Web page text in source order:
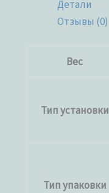
Детали
Отзывы (0)
Вес
Тип установки
Тип упаковки